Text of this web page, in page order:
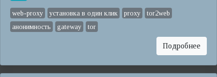
web-proxy установка в один клик proxy
tor2web
анонимность
gateway tor
Подробнее